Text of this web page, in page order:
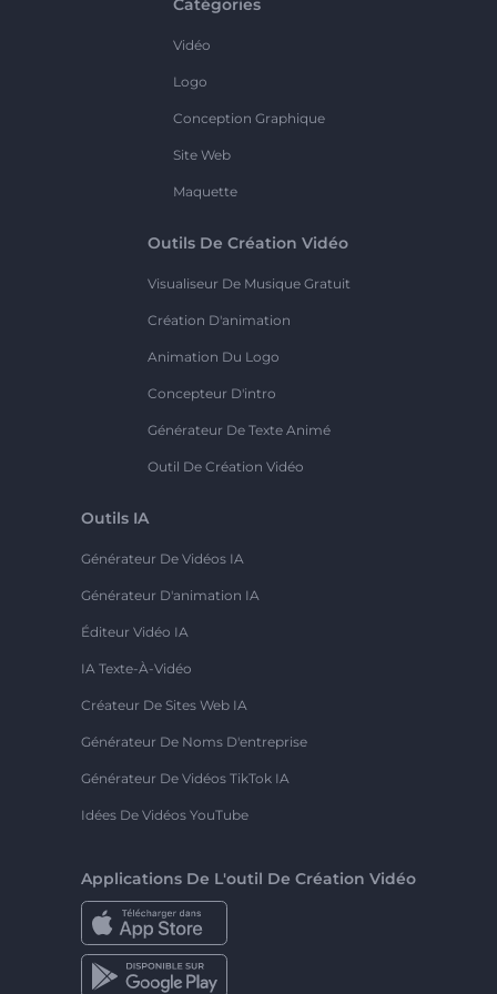
Catégories
Vidéo
Logo
Conception Graphique
Site Web
Maquette
Outils De Création Vidéo
Visualiseur De Musique Gratuit
Création D'animation
Animation Du Logo
Concepteur D'intro
Générateur De Texte Animé
Outil De Création Vidéo
Outils IA
Générateur De Vidéos IA
Générateur D'animation IA
Éditeur Vidéo IA
IA Texte-À-Vidéo
Créateur De Sites Web IA
Générateur De Noms D'entreprise
Générateur De Vidéos TikTok IA
Idées De Vidéos YouTube
Applications De L'outil De Création Vidéo